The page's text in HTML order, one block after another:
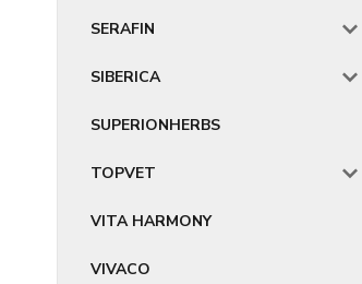
SERAFIN
SIBERICA
SUPERIONHERBS
TOPVET
VITA HARMONY
VIVACO